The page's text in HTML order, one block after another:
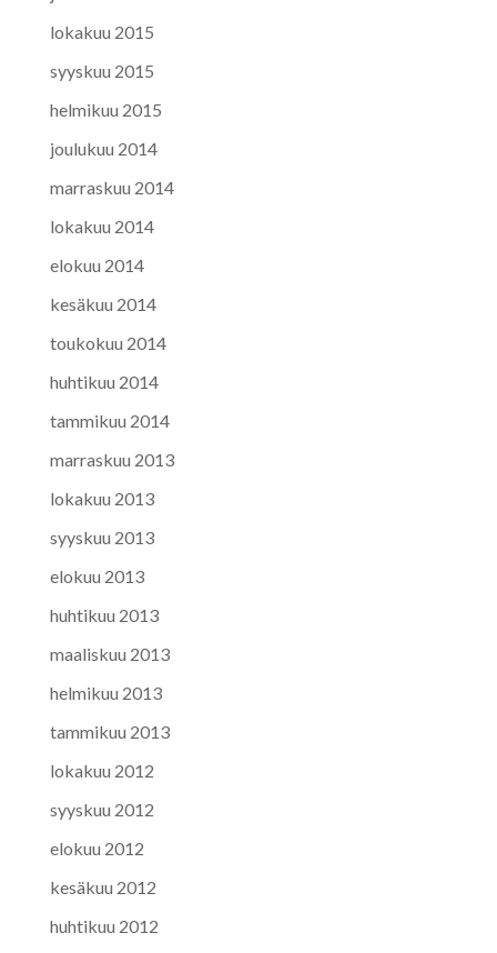
lokakuu 2015
syyskuu 2015
helmikuu 2015
joulukuu 2014
marraskuu 2014
lokakuu 2014
elokuu 2014
kesäkuu 2014
toukokuu 2014
huhtikuu 2014
tammikuu 2014
marraskuu 2013
lokakuu 2013
syyskuu 2013
elokuu 2013
huhtikuu 2013
maaliskuu 2013
helmikuu 2013
tammikuu 2013
lokakuu 2012
syyskuu 2012
elokuu 2012
kesäkuu 2012
huhtikuu 2012